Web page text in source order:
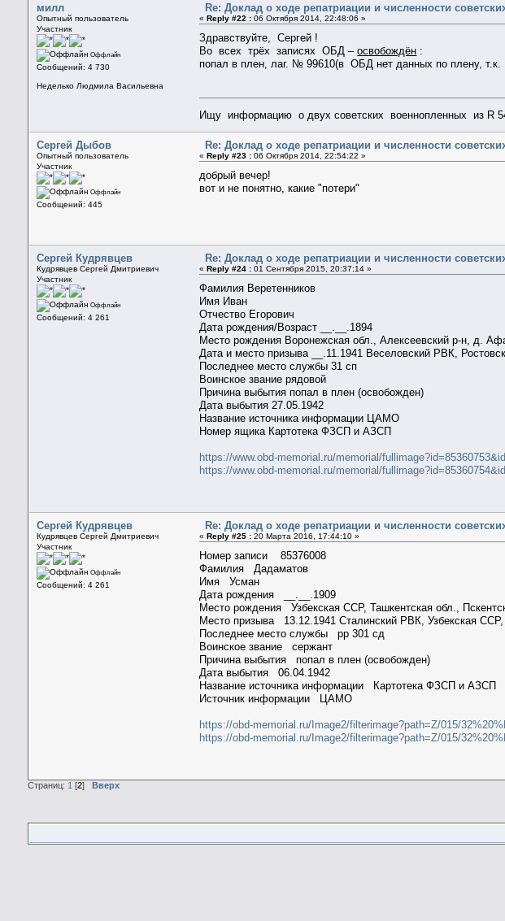
милл
Опытный пользователь
Участник
Оффлайн
Сообщений: 4 730
Неделько Людмила Васильевна
Re: Доклад о ходе репатриации и численности
«Reply #22 : 06 Октября 2014, 22:48:06 »
Здравствуйте, Сергей !
Во всех трёх записях ОБД –освобождён :
попал в плен, лаг. № 99610(в ОБД нет данных по плену,
Ищу информацию о двух советских военнопленных из R
Сергей Дыбов
Опытный пользователь
Участник
Оффлайн
Сообщений: 445
Re: Доклад о ходе репатриации и численности
« Reply #23 : 06 Октября 2014, 22:54:22 »
добрый вечер!
вот и не понятно, какие "потери"
Сергей Кудрявцев
Кудрявцев Сергей Дмитриевич
Участник
Оффлайн
Сообщений: 4 261
Re: Доклад о ходе репатриации и численности
«Reply #24 : 01 Сентября 2015, 20:37:14 »
Фамилия Веретенников
Имя Иван
Отчество Егорович
Дата рождения/Возраст __.__.1894
Место рождения Воронежская обл., Алексеевский р-н, д.
Дата и место призыва __.11.1941 Веселовский РВК,
Последнее место службы 31 сп
Воинское звание рядовой
Причина выбытия попал в плен (освобожден)
Дата выбытия 27.05.1942
Название источника информации ЦАМО
Номер ящика Картотека ФЗСП и АЗСП
https://www.obd-memorial.ru/memorial/
https://www.obd-memorial.ru/memorial/
Сергей Кудрявцев
Кудрявцев Сергей Дмитриевич
Участник
Оффлайн
Сообщений: 4 261
Re: Доклад о ходе репатриации и численности
«Reply #25 : 20 Марта 2016, 17:44:10 »
Номер записи 85376008
Фамилия Дадаматов
Имя Усман
Дата рождения __.__.1909
Место рождения Узбекская ССР, Ташкентская обл.,
Место призыва 13.12.1941 Сталинский РВК, Узбекская ССР,
Последнее место службы рр 301 сд
Воинское звание сержант
Причина выбытия попал в плен (освобожден)
Дата выбытия 06.04.1942
Название источника информации Картотека ФЗСП и АЗСП
Источник информации ЦАМО
https://obd-memorial.ru/Image2/filterimage?path=Z/015/
https://obd-memorial.ru/Image2/filterimage?path=Z/015/
Страниц: 1 [2] Вверх